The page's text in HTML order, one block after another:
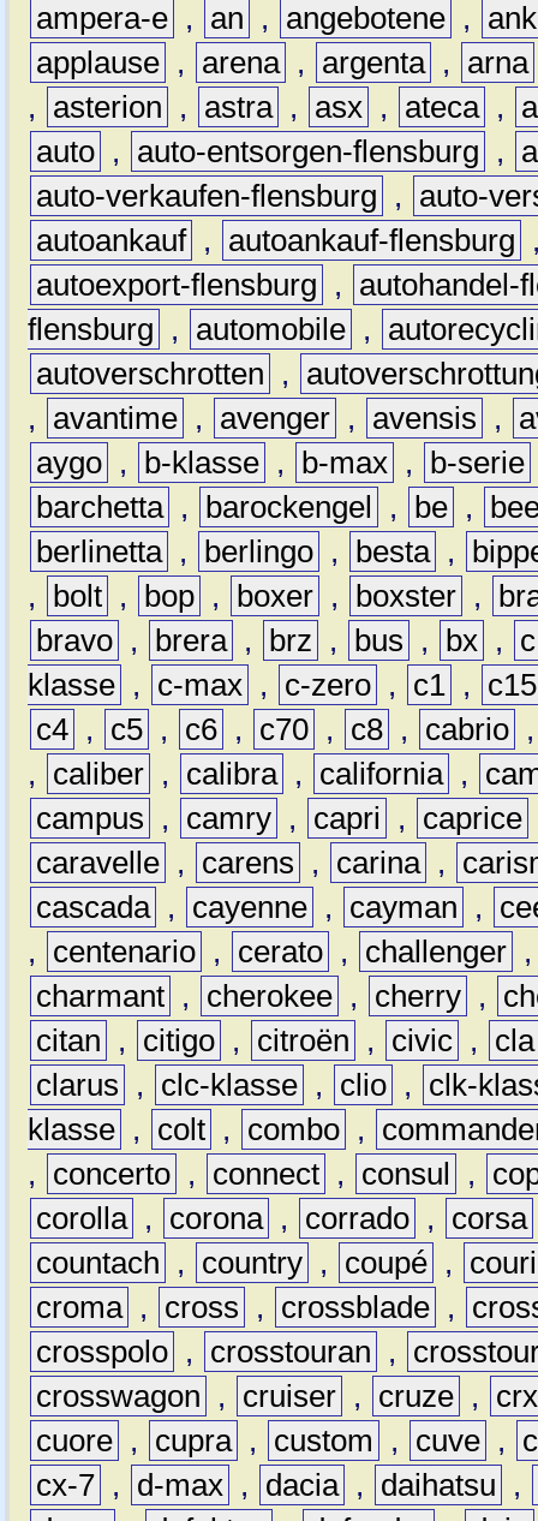
ampera-e , an , angebotene ,
applause , arena , argenta , arna
,
asterion , astra , asx , ateca ,
auto , auto-entsorgen-flensburg ,
auto-verkaufen-flensburg
,
auto-
autoankauf , autoankauf-flensburg
autoexport-flensburg
,
autohandel-
flensburg
, automobile ,
autoverschrotten
,
,
avantime , avenger , avensis ,
aygo , b-klasse , b-max , b-serie
barchetta , barockengel , be ,
berlinetta , berlingo , besta ,
,
bolt , bop , boxer , boxster ,
bravo , brera , brz , bus , bx ,
c
klasse , c-max , c-zero , c1 ,
c15
c4 , c5 , c6 , c70 , c8 , cabrio
,
caliber , calibra , california ,
campus
, camry , capri , caprice
caravelle , carens , carina ,
cascada , cayenne , cayman ,
,
centenario , cerato , challenger
charmant , cherokee , cherry ,
citan
, citigo , citroën , civic ,
cla
clarus
, clc-klasse , clio ,
clk-
klasse , colt , combo ,
,
concerto , connect , consul ,
corolla , corona , corrado , corsa
countach
, country , coupé ,
croma , cross , crossblade ,
crosspolo , crosstouran ,
crosswagon
, cruiser , cruze ,
crx
cuore , cupra , custom , cuve ,
cx-7 , d-max , dacia , daihatsu
,